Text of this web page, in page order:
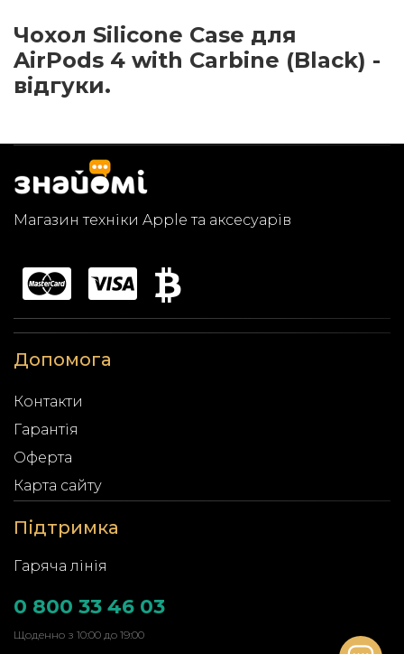
Чохол Silicone Case для
AirPods 4 with Carbine (Black) -
відгуки.
Магазин техніки Apple та аксесуарів
Допомога
Контакти
Гарантія
Оферта
Карта сайту
Підтримка
Гаряча лінія
0 800 33 46 03
Щоденно з 10:00 до 19:00